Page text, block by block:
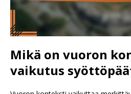
Mikä on vuoron
vaikutus